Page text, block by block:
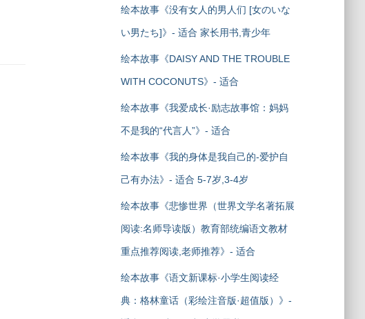
绘本故事《没有女人的男人们 [女のいな
い男たち]》- 适合 家长用书,青少年
绘本故事《DAISY AND THE TROUBLE
WITH COCONUTS》- 适合
绘本故事《我爱成长·励志故事馆：妈妈
不是我的“代言人”》- 适合
绘本故事《我的身体是我自己的-爱护自
己有办法》- 适合 5-7岁,3-4岁
绘本故事《悲惨世界（世界文学名著拓展
阅读:名师导读版）教育部统编语文教材
重点推荐阅读,老师推荐》- 适合
绘本故事《语文新课标·小学生阅读经
典：格林童话（彩绘注音版·超值版）》-